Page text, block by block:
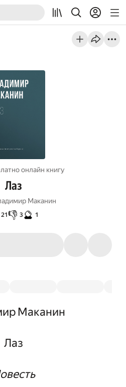
онлайн книгу
Лаз
Маканин
21 👎 3🔮 1
Маканин
Лаз